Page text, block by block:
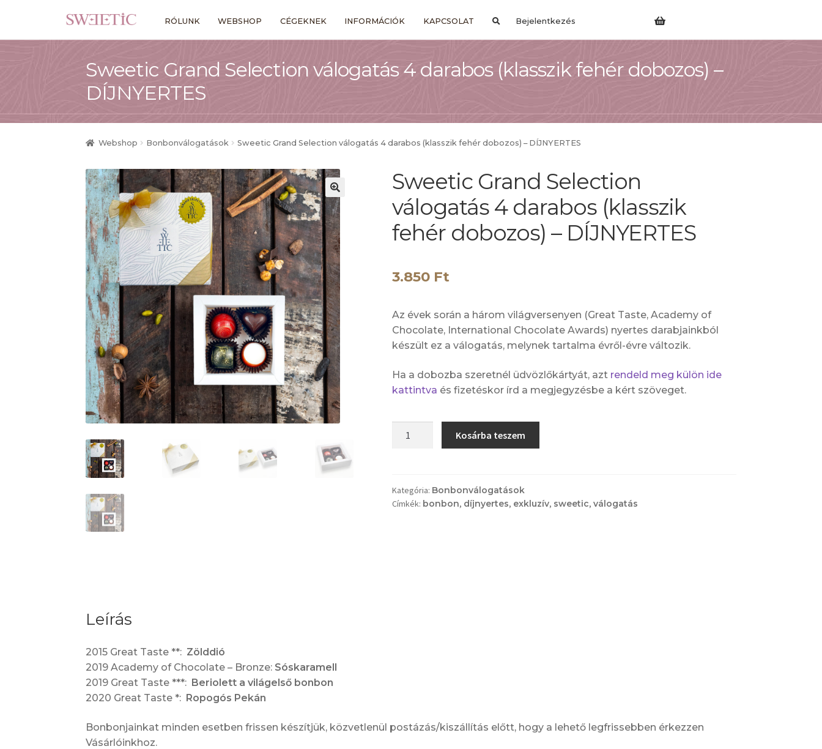
a
navigációhoz
a
tartalomba
RÓLUNK WEBSHOP CÉGEKNEK INFORMÁCIÓK KAPCSOLAT Bejelentkezés
Sweetic Grand Selection válogatás 4 darabos (klasszik fehér dobozos) –
DÍJNYERTES
Webshop Bonbonválogatások Sweetic Grand Selection válogatás 4 darabos (klasszik fehér dobozos) – DÍJNYERTES
Sweetic Grand Selection
válogatás 4 darabos (klasszik
fehér dobozos) – DÍJNYERTES
3.850 Ft
Az évek során a három világversenyen (Great Taste, Academy of
Chocolate, International Chocolate Awards) nyertes darabjainkból
készült ez a válogatás, melynek tartalma évről-évre változik.
Ha a dobozba szeretnél üdvözlőkártyát, azt rendeld meg külön ide
kattintva és fizetéskor írd a megjegyzésbe a kért szöveget.
4
darabos
Kosárba teszem
Kategória: Bonbonválogatások
Címkék: bonbon, díjnyertes, exkluzív, sweetic, válogatás
Leírás
2015 Great Taste **: Zölddió
2019 Academy of Chocolate – Bronze: Sóskaramell
2019 Great Taste ***: Beriolett a világelső bonbon
2020 Great Taste *: Ropogós Pekán
Bonbonjainkat minden esetben frissen készítjük, közvetlenül postázás/kiszállítás előtt, hogy a lehető legfrissebben érkezzen
Vásárlóinkhoz.